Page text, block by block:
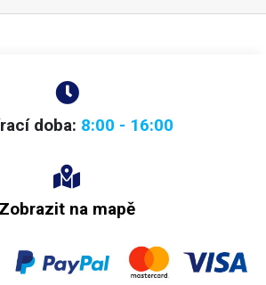
doba: 8:00 - 16:00
Zobrazit na mapě